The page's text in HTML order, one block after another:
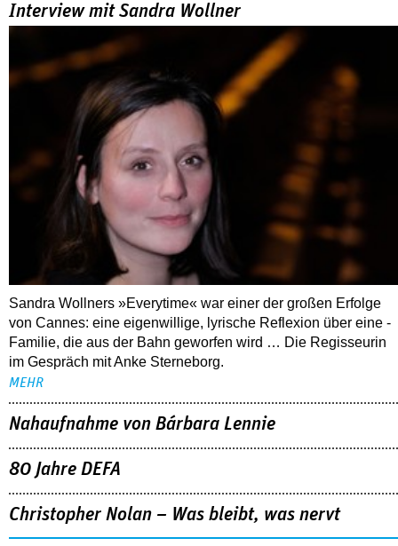
Interview mit Sandra Wollner
Sandra Wollners »Everytime« war einer der großen Erfolge
von Cannes: eine eigenwillige, lyrische Reflexion über eine ­
Familie, die aus der Bahn geworfen wird … Die Regisseurin
im Gespräch mit Anke Sterneborg.
MEHR
Nahaufnahme von Bárbara Lennie
80 Jahre DEFA
Christopher Nolan – Was bleibt, was nervt